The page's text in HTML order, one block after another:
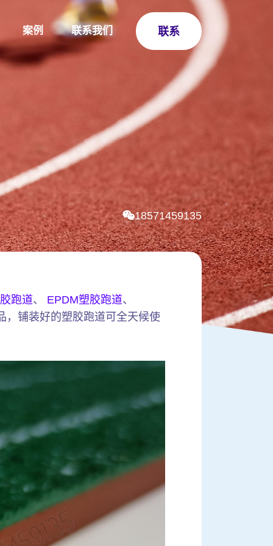
案例 联系我们 联系
18571459135
跑道、 EPDM塑胶跑道、
，铺装好的塑胶跑道可全天候使